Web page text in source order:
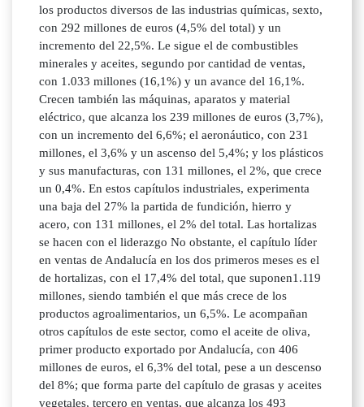
los productos diversos de las industrias químicas, sexto,
con 292 millones de euros (4,5% del total) y un
incremento del 22,5%. Le sigue el de combustibles
minerales y aceites, segundo por cantidad de ventas,
con 1.033 millones (16,1%) y un avance del 16,1%.
Crecen también las máquinas, aparatos y material
eléctrico, que alcanza los 239 millones de euros (3,7%),
con un incremento del 6,6%; el aeronáutico, con 231
millones, el 3,6% y un ascenso del 5,4%; y los plásticos
y sus manufacturas, con 131 millones, el 2%, que crece
un 0,4%. En estos capítulos industriales, experimenta
una baja del 27% la partida de fundición, hierro y
acero, con 131 millones, el 2% del total. Las hortalizas
se hacen con el liderazgo No obstante, el capítulo líder
en ventas de Andalucía en los dos primeros meses es el
de hortalizas, con el 17,4% del total, que suponen1.119
millones, siendo también el que más crece de los
productos agroalimentarios, un 6,5%. Le acompañan
otros capítulos de este sector, como el aceite de oliva,
primer producto exportado por Andalucía, con 406
millones de euros, el 6,3% del total, pese a un descenso
del 8%; que forma parte del capítulo de grasas y aceites
vegetales, tercero en ventas, que alcanza los 493